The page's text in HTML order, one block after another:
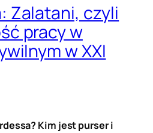
Zalatani, czyli
pracy w
w XXI
Kim jest purser i